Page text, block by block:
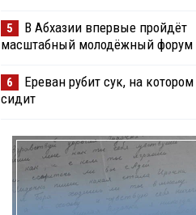
5
В Абхазии впервые пройдёт
масштабный молодёжный форум
6
Ереван рубит сук, на котором
сидит